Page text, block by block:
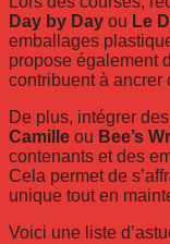
Day by Day ou Le
emballages
propose également
contribuent à ancrer
De plus, intégrer
Camille ou Bee’s
contenants et des
Cela permet de
unique tout en
Voici une liste